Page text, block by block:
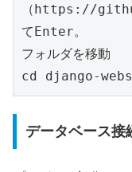
（https://
てEnter。
フォルダを移動
cd django-
データベース接